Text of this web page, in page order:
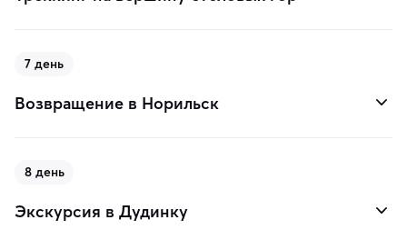
7 день
Возвращение в Норильск
8 день
Экскурсия в Дудинку